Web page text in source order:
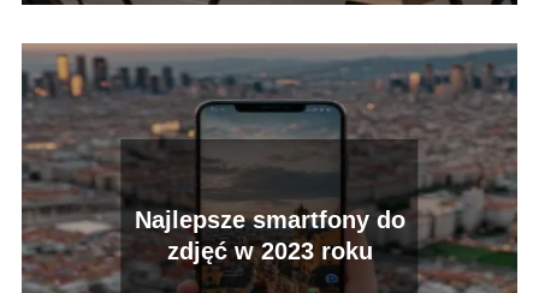
Najlepsze smartfony do
zdjęć w 2023 roku